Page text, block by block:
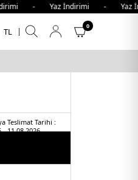
Yaz İndirimi -
TL
0
Teslimat Tarihi :
- 11.08.2026